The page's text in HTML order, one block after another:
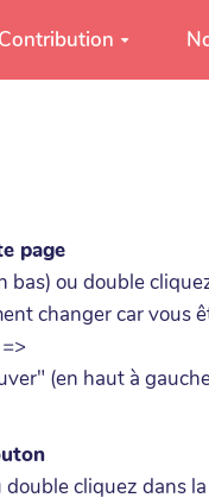
page
ou double
changer car vous
(en haut à
cliquez dans